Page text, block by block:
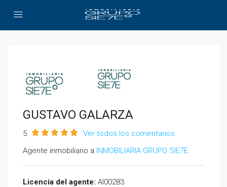
GUSTAVO GALARZA
5
Ver todos los comentarios
Agente inmobiliario a INMOBILIARIA GRUPO SIE7E
Licencia del agente: AI00283